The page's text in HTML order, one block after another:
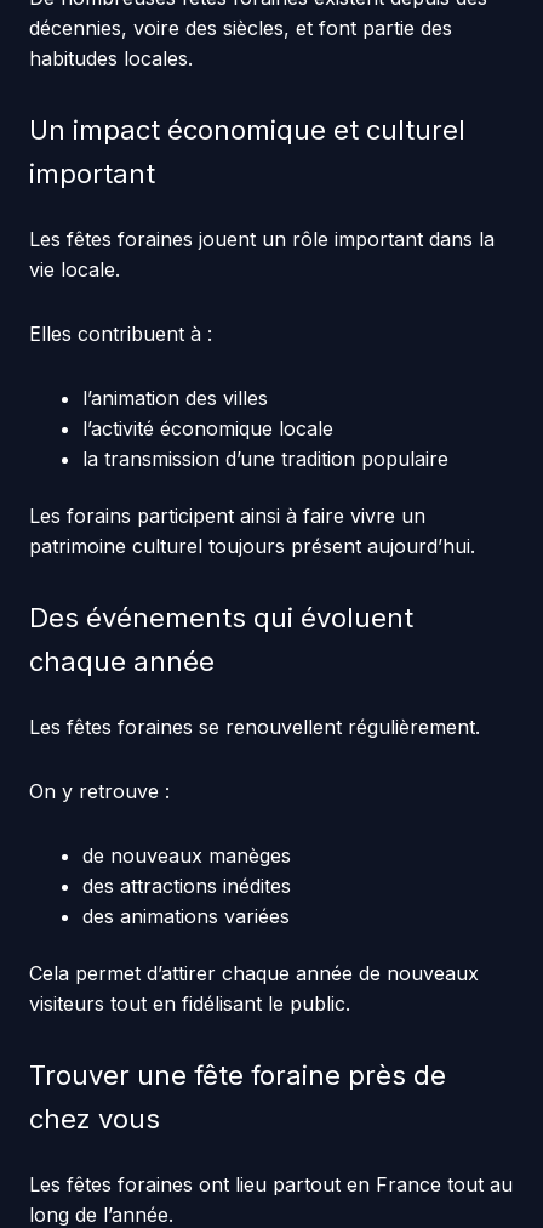
décennies, voire des siècles, et font partie des
habitudes locales.
Un impact économique et culturel
important
Les fêtes foraines jouent un rôle important dans la
vie locale.
Elles contribuent à :
l’animation des villes
l’activité économique locale
la transmission d’une tradition populaire
Les forains participent ainsi à faire vivre un
patrimoine culturel toujours présent aujourd’hui.
Des événements qui évoluent
chaque année
Les fêtes foraines se renouvellent régulièrement.
On y retrouve :
de nouveaux manèges
des attractions inédites
des animations variées
Cela permet d’attirer chaque année de nouveaux
visiteurs tout en fidélisant le public.
Trouver une fête foraine près de
chez vous
Les fêtes foraines ont lieu partout en France tout au
long de l’année.